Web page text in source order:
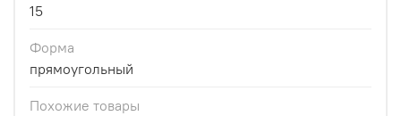
15
Форма
прямоугольный
Похожие товары